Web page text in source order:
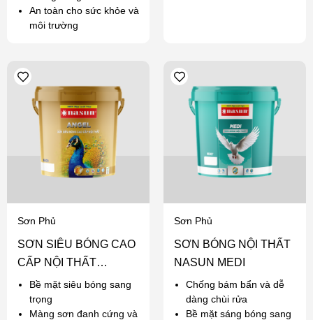
An toàn cho sức khỏe và
môi trường
Sơn Phủ
SƠN SIÊU BÓNG CAO
CẤP NỘI THẤT
NASUN ANGEL
Bề mặt siêu bóng sang
trọng
Màng sơn đanh cứng và
Sơn Phủ
SƠN BÓNG NỘI THẤT
NASUN MEDI
Chống bám bẩn và dễ
dàng chùi rửa
Bề mặt sáng bóng sang